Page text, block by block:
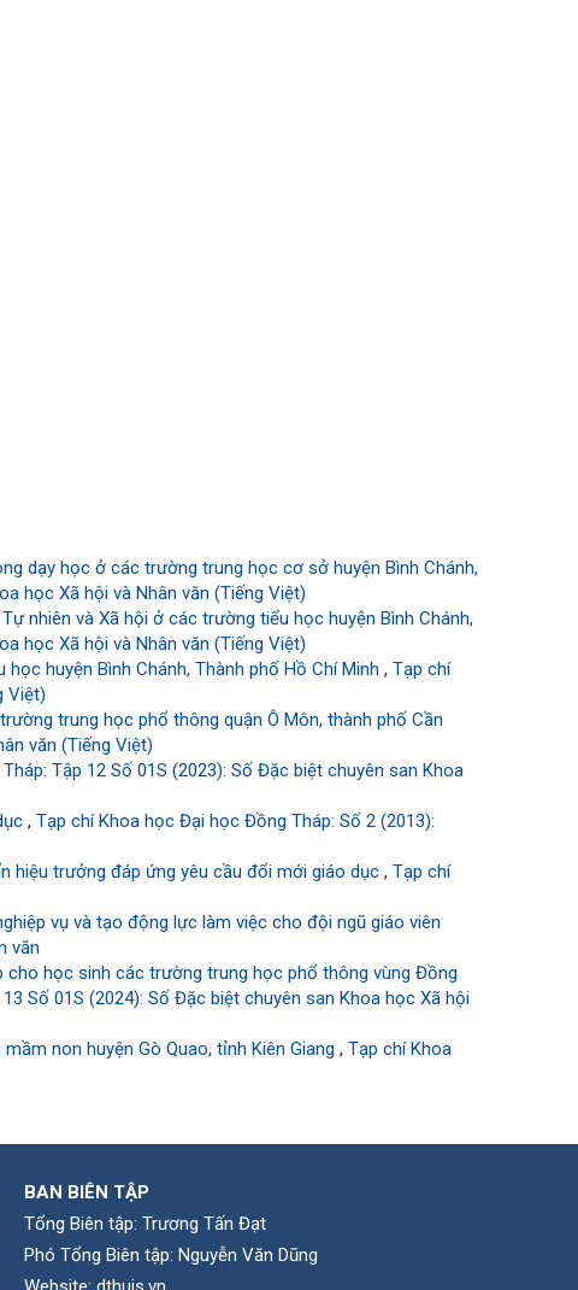
dạy học ở các trường trung học cơ sở huyện Bình Chánh,
học Xã hội và Nhân văn (Tiếng Việt)
nhiên và Xã hội ở các trường tiểu học huyện Bình Chánh,
học Xã hội và Nhân văn (Tiếng Việt)
huyện Bình Chánh, Thành phố Hồ Chí Minh,Tạp chí
Việt)
trung học phổ thông quận Ô Môn, thành phố Cần
văn (Tiếng Việt)
Tập 12 Số 01S (2023): Số Đặc biệt chuyên san Khoa
,Tạp chí Khoa học Đại học Đồng Tháp: Số 2 (2013):
hiệu trưởng đáp ứng yêu cầu đổi mới giáo dục,Tạp chí
vụ và tạo động lực làm việc cho đội ngũ giáo viên
văn
học sinh các trường trung học phổ thông vùng Đồng
Số 01S (2024): Số Đặc biệt chuyên san Khoa học Xã hội
non huyện Gò Quao, tỉnh Kiên Giang,Tạp chí Khoa
BAN BIÊN TẬP
Tổng Biên tập: Trương Tấn Đạt
Phó Tổng Biên tập: Nguyễn Văn Dũng